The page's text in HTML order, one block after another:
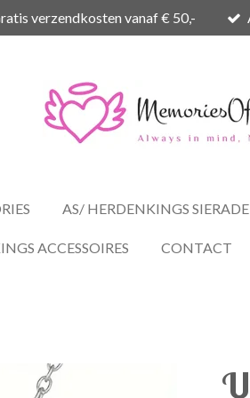
verzendkosten vanaf € 50,-
AS/ HERDENKINGS
ACCESSOIRES CONTACT